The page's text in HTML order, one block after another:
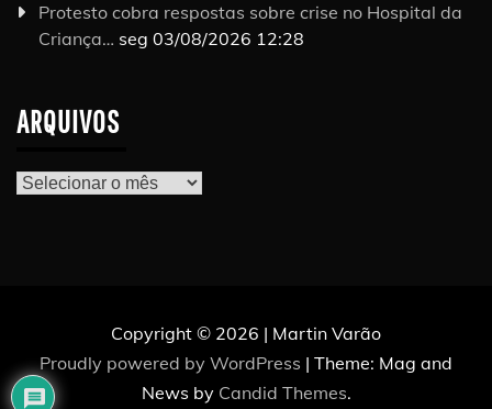
Protesto cobra respostas sobre crise no Hospital da
Criança… seg 03/08/2026 12:28
ARQUIVOS
Arquivos
Copyright © 2026 | Martin Varão
Proudly powered by WordPress | Theme: Mag and
News by Candid Themes.